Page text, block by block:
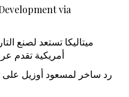
via
ميتاليكا تستعد لصنع
أمريكية تقدم
رد ساخر لمسعود أوزيل